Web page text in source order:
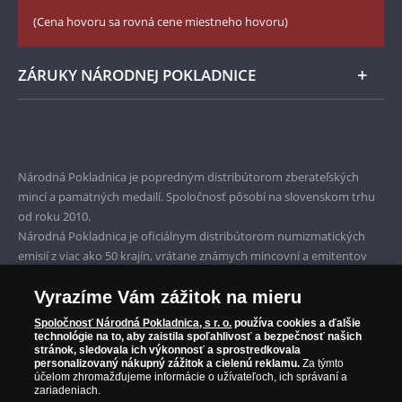
(Cena hovoru sa rovná cene miestneho hovoru)
ZÁRUKY NÁRODNEJ POKLADNICE
Garancia najvyššej kvality
Iba originálne produkty
Národná Pokladnica je popredným distribútorom zberateľských
mincí a pamätných medailí. Spoločnosť pôsobí na slovenskom trhu
od roku 2010.
Národná Pokladnica je oficiálnym distribútorom numizmatických
emisií z viac ako 50 krajín, vrátane známych mincovní a emitentov
Parížska mincovňa, Nórska mincovňa, Fínska mincovňa alebo
Austrálska mincovňa Perth. Spoločnosť svojim zákazníkom a
zberateľom garantuje, že všetky produkty sú v originálnej a v
prvotriednej kvalite, čo je doložené aj priloženým Certifikátom
autentickosti.
Vyrazíme Vám zážitok na mieru
Spoločnosť Národná Pokladnica, s r. o. používa cookies a ďalšie
technológie na to, aby zaistila spoľahlivosť a bezpečnosť našich
stránok, sledovala ich výkonnosť a sprostredkovala
personalizovaný nákupný zážitok a cielenú reklamu. Za týmto
účelom zhromažďujeme informácie o užívateľoch, ich správaní a
zariadeniach.